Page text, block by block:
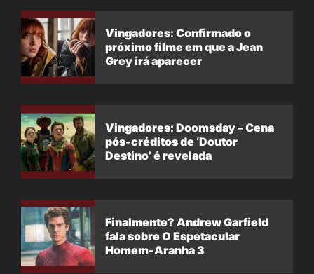
Vingadores: Confirmado o
próximo filme em que a Jean
Grey irá aparecer
Vingadores: Doomsday – Cena
pós-créditos de ‘Doutor
Destino’ é revelada
Finalmente? Andrew Garfield
fala sobre O Espetacular
Homem-Aranha 3